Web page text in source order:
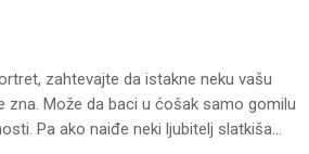
zahtevajte da istakne neku vašu
zna. Može da baci u ćošak samo gomilu
Pa ako naiđe neki ljubitelj slatkiša…